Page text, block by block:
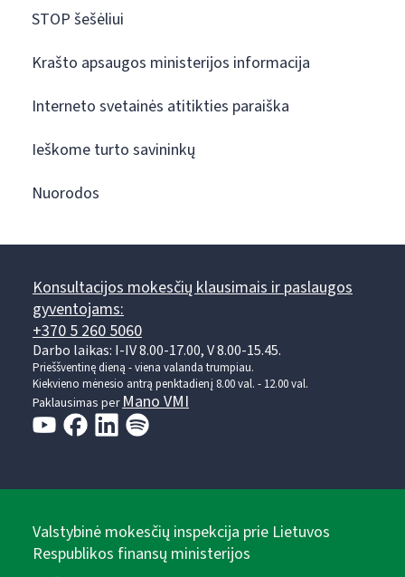
STOP šešėliui
Krašto apsaugos ministerijos informacija
Interneto svetainės atitikties paraiška
Ieškome turto savininkų
Nuorodos
Konsultacijos mokesčių klausimais ir paslaugos
gyventojams:
+370 5 260 5060
Darbo laikas: I-IV 8.00-17.00, V 8.00-15.45.
Prieššventinę dieną - viena valanda trumpiau.
Kiekvieno mėnesio antrą penktadienį 8.00 val. - 12.00 val.
Paklausimas perMano VMI
Valstybinė mokesčių inspekcija prie Lietuvos
Respublikos finansų ministerijos